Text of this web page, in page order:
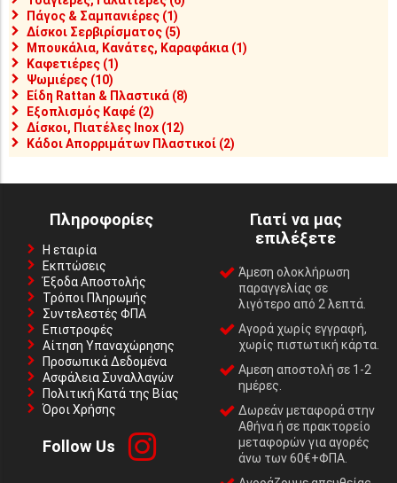
Πάγος & Σαμπανιέρες (1)
Δίσκοι Σερβιρίσματος (5)
Μπουκάλια, Κανάτες, Καραφάκια (1)
Καφετιέρες (1)
Ψωμιέρες (10)
Είδη Rattan & Πλαστικά (8)
Εξοπλισμός Καφέ (2)
Δίσκοι, Πιατέλες Inox (12)
Κάδοι Απορριμάτων Πλαστικοί (2)
Πληροφορίες
Η εταιρία
Εκπτώσεις
Έξοδα Αποστολής
Τρόποι Πληρωμής
Συντελεστές ΦΠΑ
Επιστροφές
Αίτηση Υπαναχώρησης
Προσωπικά Δεδομένα
Ασφάλεια Συναλλαγών
Πολιτική Κατά της Βίας
Όροι Χρήσης
Follow Us
Γιατί να μας
επιλέξετε
Άμεση ολοκλήρωση
παραγγελίας σε
λιγότερο από 2 λεπτά.
Αγορά χωρίς εγγραφή,
χωρίς πιστωτική κάρτα.
Αμεση αποστολή σε 1-2
ημέρες.
Δωρεάν μεταφορά στην
Αθήνα ή σε πρακτορείο
μεταφορών για αγορές
άνω των 60€+ΦΠΑ.